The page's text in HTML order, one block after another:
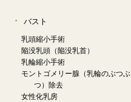
バスト
乳頭縮小手術
陥没乳頭（陥没乳首）
乳輪縮小手術
モントゴメリー腺（乳輪のぶつぶ
つ）除去
女性化乳房